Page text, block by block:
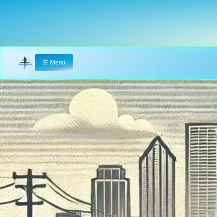
Home
☰ Menú